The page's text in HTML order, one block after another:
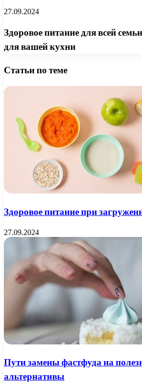
27.09.2024
Здоровое питание для всей
для вашей кухни
Статьи по теме
Здоровое питание при
27.09.2024
Пути замены фастфуда на
альтернативы